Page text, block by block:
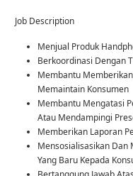
Job Description
Menjual Produk
Berkoordinasi Dengan
Membantu
Memaintain Konsumen
Membantu Mengatasi
Atau Mendampingi
Memberikan Laporan
Mensosialisasikan
Yang Baru Kepada